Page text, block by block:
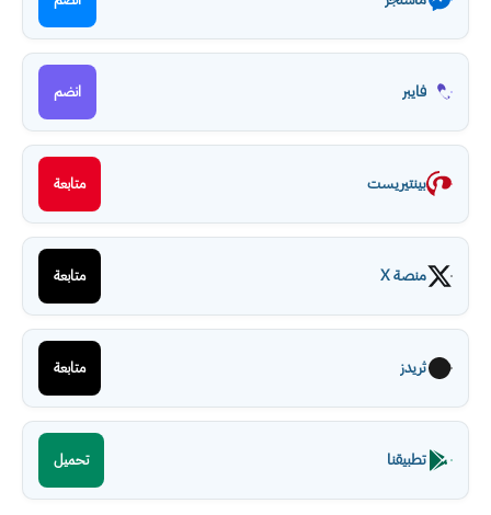
فايبر انضم
بينتيريست متابعة
منصة X متابعة
ثريدز متابعة
تطبيقنا تحميل